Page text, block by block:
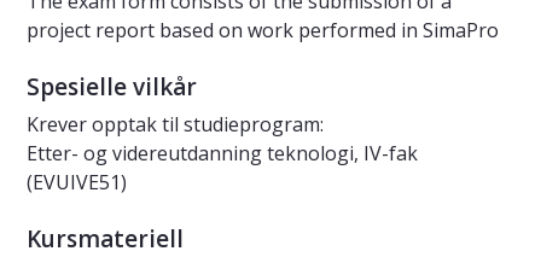
project report based on work performed in SimaPro
Spesielle vilkår
Krever opptak til studieprogram:
Etter- og videreutdanning teknologi, IV-fak
(EVUIVE51)
Kursmateriell